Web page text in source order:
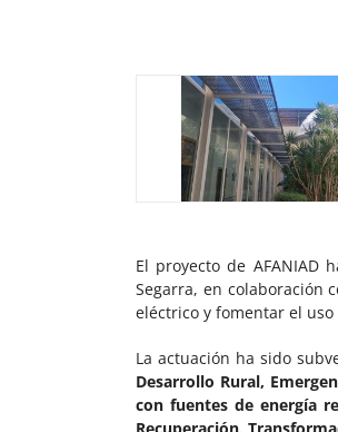
El proyecto de AFANIAD
Segarra, en colaboración
eléctrico y fomentar el
La actuación ha sido
Desarrollo Rural,
con fuentes de energía